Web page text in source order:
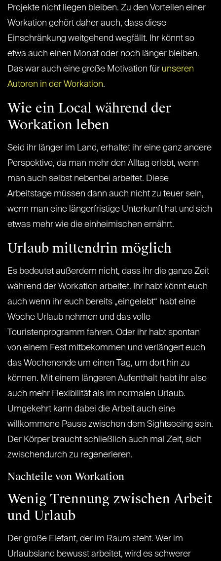
Projekte nicht liegen bleiben. Zu den Vorteilen einer
Workation gehört daher auch, dass diese
Einschränkung weitgehend wegfällt. Ihr könnt so
etwa auch einen Monat oder noch länger bleiben.
Das war auch eine große Motivation für unseren
Autoren in der Workation.
Wie ein Local während der
Workation leben
Seid ihr länger im Land, erhaltet ihr eine ganz andere
Perspektive, da man mehr den Alltag erlebt, wenn
man auch selbst nebenbei arbeitet. Diese
Arbeitstage müssen dann auch nicht zu teuer sein,
wenn man eine längerfristige Unterkunft hat und sich
etwas mehr wie die einheimischen ernährt.
Urlaub mittendrin möglich
Es bedeutet außerdem nicht, dass ihr die ganze Zeit
während der Workation arbeitet. Ihr habt könnt euch
auch wenn ihr euch bereits „eingelebt“ habt eine
Woche Urlaub nehmen und das volle
Touristenprogramm fahren. Oder ihr habt spontan
von einem Fest mitbekommen und verlängert euch
das Wochenende um einen Tag, um dort hin zu
können. Mit einem längeren Aufenthalt habt ihr also
auch mehr Flexibilität als im normalen Urlaub.
Umgekehrt kann dabei die Arbeit auch eine
willkommene Pause zwischen dem Sightseeing sein.
Der Körper braucht schließlich auch mal Zeit, sich
zwischendurch zu regenerieren.
Nachteile von Workation
Wenig Trennung zwischen Arbeit
und Urlaub
Der große Elefant, der im Raum steht. Wer im
Urlaubsland bewusst arbeitet, wird es schwerer